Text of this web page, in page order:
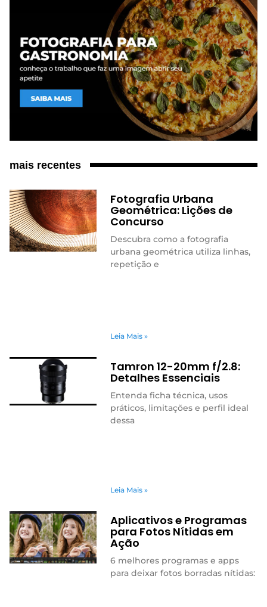
mais recentes
Fotografia Urbana
Geométrica: Lições de
Concurso
Descubra como a fotografia
urbana geométrica utiliza linhas,
repetição e
Leia Mais »
Tamron 12-20mm f/2.8:
Detalhes Essenciais
Entenda ficha técnica, usos
práticos, limitações e perfil ideal
dessa
Leia Mais »
Aplicativos e Programas
para Fotos Nítidas em
Ação
6 melhores programas e apps
para deixar fotos borradas nítidas: